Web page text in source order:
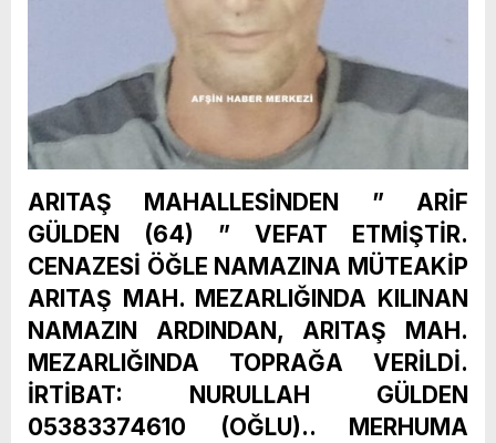
ARITAŞ MAHALLESİNDEN ” ARİF
GÜLDEN (64) ” VEFAT ETMİŞTİR.
CENAZESİ ÖĞLE NAMAZINA MÜTEAKİP
ARITAŞ MAH. MEZARLIĞINDA KILINAN
NAMAZIN ARDINDAN, ARITAŞ MAH.
MEZARLIĞINDA TOPRAĞA VERİLDİ.
İRTİBAT: NURULLAH GÜLDEN
05383374610 (OĞLU).. MERHUMA